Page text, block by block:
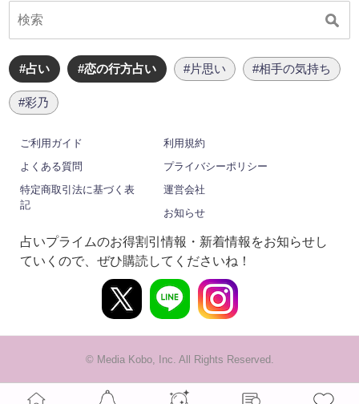
#占い #恋の行方占い #片思い #相手の気持ち
#彩乃
ご利用ガイド
利用規約
よくある質問
プライバシーポリシー
特定商取引法に基づく表
記
運営会社
お知らせ
占いプライムのお得割引情報・新着情報をお知らせし
ていくので、ぜひ購読してくださいね！
© Media Kobo, Inc. All Rights Reserved.